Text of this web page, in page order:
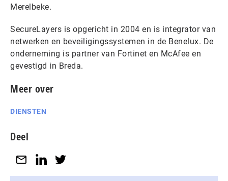
Merelbeke.
SecureLayers is opgericht in 2004 en is integrator van
netwerken en beveiligingssystemen in de Benelux. De
onderneming is partner van Fortinet en McAfee en
gevestigd in Breda.
Meer over
DIENSTEN
Deel